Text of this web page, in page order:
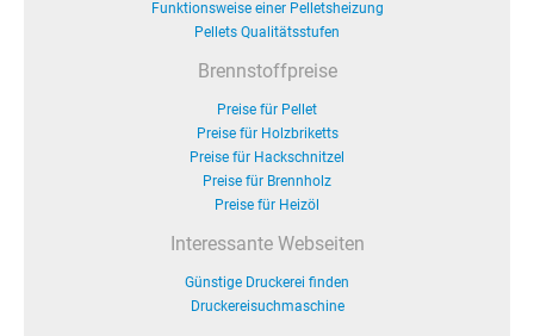
Funktionsweise einer Pelletsheizung
Pellets Qualitätsstufen
Brennstoffpreise
Preise für Pellet
Preise für Holzbriketts
Preise für Hackschnitzel
Preise für Brennholz
Preise für Heizöl
Interessante Webseiten
Günstige Druckerei finden
Druckereisuchmaschine